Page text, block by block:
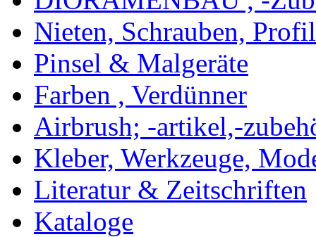
Nieten, Schrauben,
Pinsel & Malgeräte
Farben , Verdünner
Airbrush; -artikel,-
Kleber, Werkzeuge,
Literatur & Zeitschriften
Kataloge